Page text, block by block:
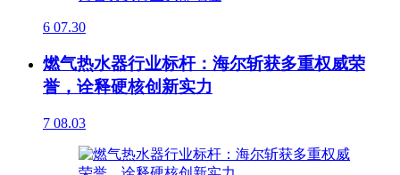
6 07.30
燃气热水器行业标杆：海尔斩获多重权威荣
誉，诠释硬核创新实力
7 08.03